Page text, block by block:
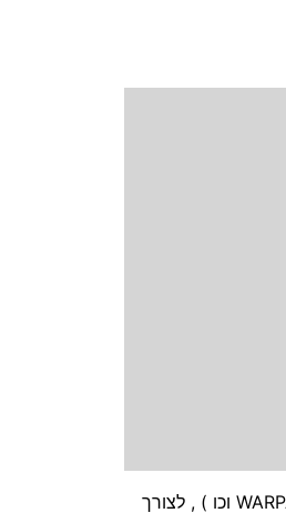
המחקר הסתיים שלום לכולם . אני מחפש פציינטים שסובלים מקרטוקונוס או מקרניות מעוותות ( WARPAGE , PMD וכו ) , לצורך